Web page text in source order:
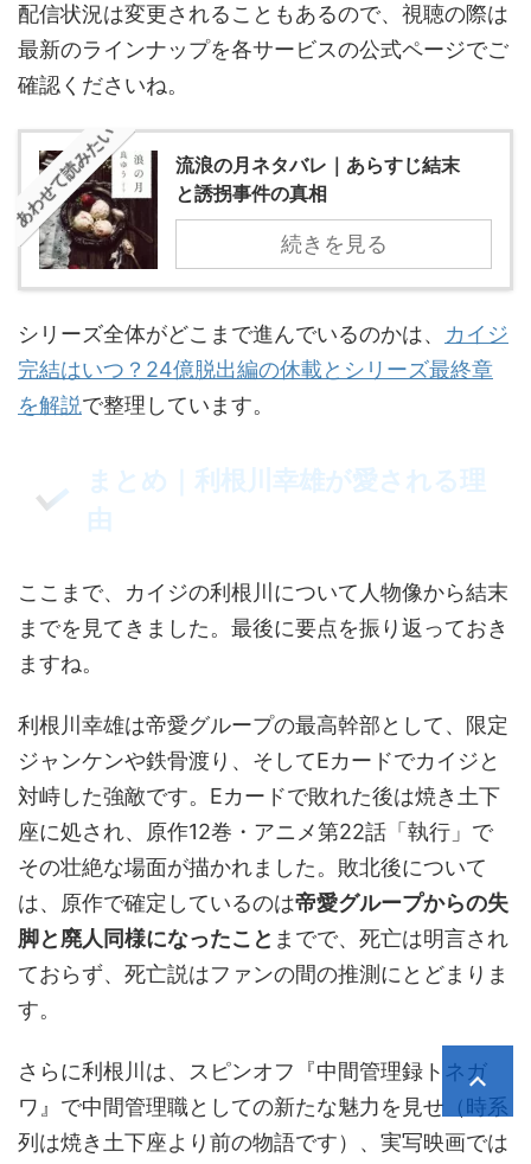
配信状況は変更されることもあるので、視聴の際は
最新のラインナップを各サービスの公式ページでご
確認くださいね。
あわせて読みたい
流浪の月ネタバレ｜あらすじ結末
と誘拐事件の真相
続きを見る
シリーズ全体がどこまで進んでいるのかは、 カイジ
完結はいつ？24億脱出編の休載とシリーズ最終章
を解説で整理しています。
まとめ｜利根川幸雄が愛される理
由
ここまで、カイジの利根川について人物像から結末
までを見てきました。最後に要点を振り返っておき
ますね。
利根川幸雄は帝愛グループの最高幹部として、限定
ジャンケンや鉄骨渡り、そしてEカードでカイジと
対峙した強敵です。Eカードで敗れた後は焼き土下
座に処され、原作12巻・アニメ第22話「執行」で
その壮絶な場面が描かれました。敗北後について
は、原作で確定しているのは帝愛グループからの失
脚と廃人同様になったこと までで、死亡は明言され
ておらず、死亡説はファンの間の推測にとどまりま
す。
さらに利根川は、スピンオフ『中間管理録トネガ
ワ』で中間管理職としての新たな魅力を見せ（時系
列は焼き土下座より前の物語です）、実写映画では